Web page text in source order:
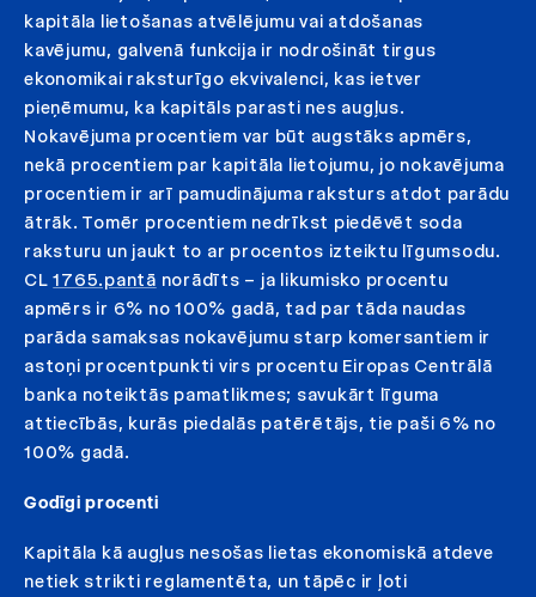
kapitāla lietošanas atvēlējumu vai atdošanas
kavējumu, galvenā funkcija ir nodrošināt tirgus
ekonomikai raksturīgo ekvivalenci, kas ietver
pieņēmumu, ka kapitāls parasti nes augļus.
Nokavējuma procentiem var būt augstāks apmērs,
nekā procentiem par kapitāla lietojumu, jo nokavējuma
procentiem ir arī pamudinājuma raksturs atdot parādu
ātrāk. Tomēr procentiem nedrīkst piedēvēt soda
raksturu un jaukt to ar procentos izteiktu līgumsodu.
CL1765.pantā norādīts – ja likumisko procentu
apmērs ir 6% no 100% gadā, tad par tāda naudas
parāda samaksas nokavējumu starp komersantiem ir
astoņi procentpunkti virs procentu Eiropas Centrālā
banka noteiktās pamatlikmes; savukārt līguma
attiecībās, kurās piedalās patērētājs, tie paši 6% no
100% gadā.
Godīgi procenti
Kapitāla kā augļus nesošas lietas ekonomiskā atdeve
netiek strikti reglamentēta, un tāpēc ir ļoti